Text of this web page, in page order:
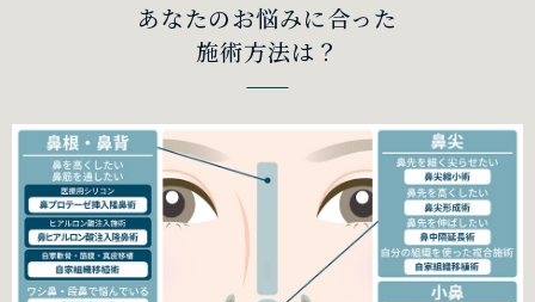
あなたのお悩みに合った
施術方法は？